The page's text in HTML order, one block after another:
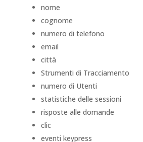
nome
cognome
numero di telefono
email
città
Strumenti di Tracciamento
numero di Utenti
statistiche delle sessioni
risposte alle domande
clic
eventi keypress